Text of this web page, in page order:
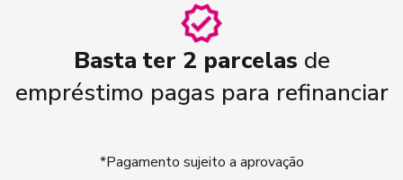
Basta ter 2 parcelas de
empréstimo pagas para refinanciar
*Pagamento sujeito a aprovação